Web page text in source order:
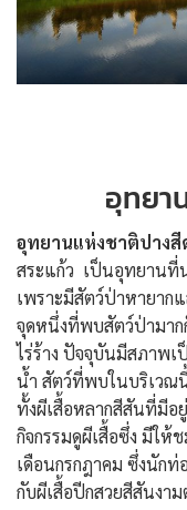
อุทยา
อุทยานแห่งชาติปางสี
สระแก้ว เป็นอุทยานที่
เพราะมีสัตว์ป่าหายาก
จุดหนึ่งที่พบสัตว์ป่ามาก
ไร่ร้าง ปัจจุบันมีสภาพ
น้ำ สัตว์ที่พบในบริเวณนี้
ทั้งผีเสื้อหลากสีสันที่มีอ
กิจกรรมดูผีเสื้อซึ่ง มีใ
เดือนกรกฎาคม ซึ่งนักท่
กับผีเสื้อปีกสวยสีสันงา